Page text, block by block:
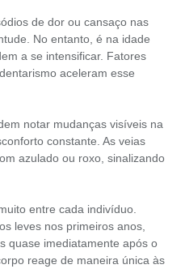
de dor ou cansaço nas
No entanto, é na idade
a se intensificar. Fatores
aceleram esse
notar mudanças visíveis na
constante. As veias
azulado ou roxo, sinalizando
entre cada indivíduo.
leves nos primeiros anos,
quase imediatamente após o
reage de maneira única às